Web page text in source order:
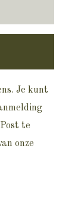
Je kunt
te
onze